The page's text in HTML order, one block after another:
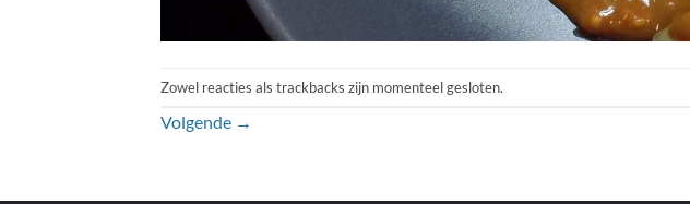
Zowel reacties als trackbacks zijn momenteel gesloten.
Volgende →